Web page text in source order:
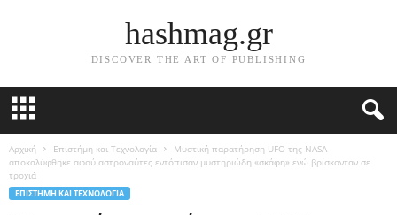
hashmag.gr
DISCOVER THE ART OF PUBLISHING
Αρχική Επιστήμη και Τεχνολογία
Μυστική παρατήρηση UFO της NASA
αποκαλύφθηκε αφού αστροναύτες εντόπισαν μυστηριώδη «σκάφη» ενώ βρίσκονταν σε
τροχιά
ΕΠΙΣΤΉΜΗ ΚΑΙ ΤΕΧΝΟΛΟΓΊΑ